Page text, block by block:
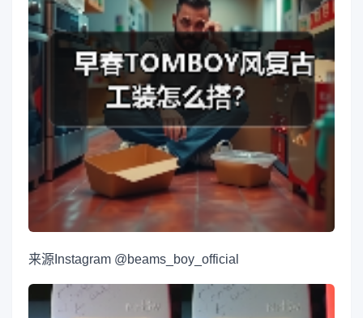
来源 Instagram @beams_boy_official